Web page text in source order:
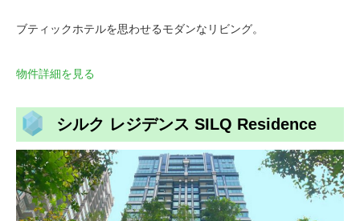
ブティックホテルを思わせるモダンなリビング。
物件詳細を見る
シルク レジデンス SILQ Residence